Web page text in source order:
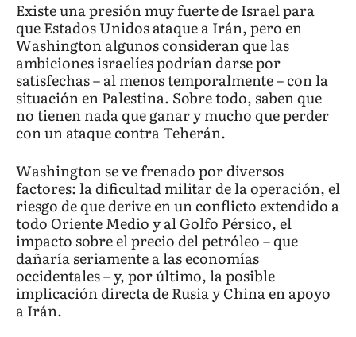
Existe una presión muy fuerte de Israel para
que Estados Unidos ataque a Irán, pero en
Washington algunos consideran que las
ambiciones israelíes podrían darse por
satisfechas – al menos temporalmente – con la
situación en Palestina. Sobre todo, saben que
no tienen nada que ganar y mucho que perder
con un ataque contra Teherán.
Washington se ve frenado por diversos
factores: la dificultad militar de la operación, el
riesgo de que derive en un conflicto extendido a
todo Oriente Medio y al Golfo Pérsico, el
impacto sobre el precio del petróleo – que
dañaría seriamente a las economías
occidentales – y, por último, la posible
implicación directa de Rusia y China en apoyo
a Irán.